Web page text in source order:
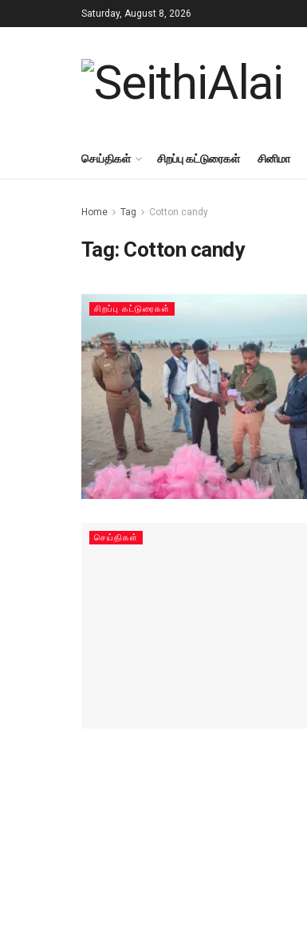
Saturday, August 8, 2026
செய்திகள் சிறப்பு கட்டுரைகள் சினிமா
Home Tag Cotton candy
Tag: Cotton candy
சிறப்பு கட்டுரைகள்
செய்திகள்